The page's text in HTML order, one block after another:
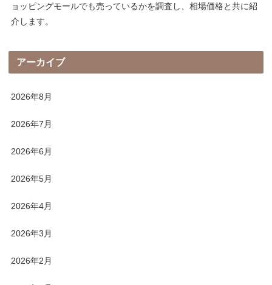
ョッピングモールでも売っているかを調査し、相場価格と共に紹
介します。
アーカイブ
2026年8月
2026年7月
2026年6月
2026年5月
2026年4月
2026年3月
2026年2月